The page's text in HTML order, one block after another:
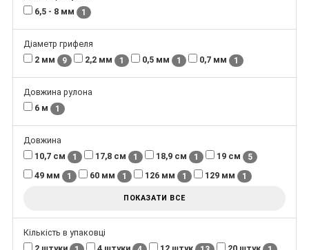
6,5 - 8 мм
1
Діаметр грифеля
2 мм
9 2,2 мм 1 0,5 мм 1 0,7 мм 1
Довжина рулона
6 м
1
Довжина
10,7 см
1 17,8 см 1 18,9 см 1 19 см 5
49 мм 1 60 мм 1 126 мм 1 129 мм 1
ПОКАЗАТИ ВСЕ
Кількість в упаковці